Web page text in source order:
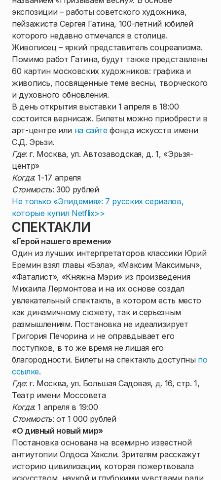
экспозиции – работы советского художника,
пейзажиста Сергея Гатина, 100-летний юбилей
которого недавно отмечался в столице.
Живописец – яркий представитель соцреализма.
Помимо работ Гатина, будут также представлены
60 картин московских художников: графика и
живопись, посвященные теме весны, творческого
и духовного обновления.
В день открытия выставки 1 апреля в 18:00
состоится вернисаж. Билеты можно приобрести в
арт-центре или на сайтефонда искусств имени
С.Д. Эрьзи.
Где: г. Москва, ул. Автозаводская, д. 1, «Эрьзя-
центр»
Когда: 1-17 апреля
Стоимость: 300 рублей
Не только «Эпидемия»: 7 русских сериалов,
которые купил Netflix>>
СПЕКТАКЛИ
«Герой нашего времени»
Один из лучших интерпретаторов классики Юрий
Еремин взял главы «Бэла», «Максим Максимыч»,
«Фаталист», «Княжна Мэри» из произведения
Михаила Лермонтова и на их основе создал
увлекательный спектакль, в котором есть место
как динамичному сюжету, так и серьезным
размышлениям. Постановка не идеализирует
Григория Печорина и не оправдывает его
поступков, в то же время не лишая его
благородности. Билеты на спектакль доступны по
ссылке.
Где: г. Москва, ул. Большая Садовая, д. 16, стр. 1,
Театр имени Моссовета
Когда: 1 апреля в 19:00
Стоимость: от 1 000 рублей
«О дивный новый мир»
Постановка основана на всемирно известной
антиутопии Олдоса Хаксли. Зрителям расскажут
историю цивилизации, которая пожертвовала
искусством, наукой и глубокими чувствами ради